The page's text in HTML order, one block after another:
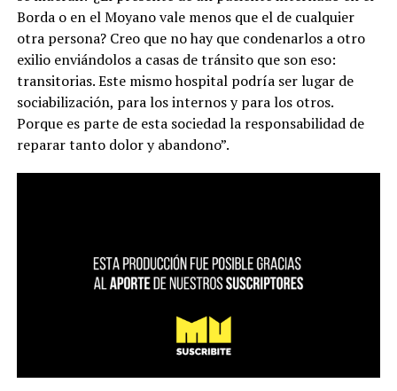
Borda o en el Moyano vale menos que el de cualquier
otra persona? Creo que no hay que condenarlos a otro
exilio enviándolos a casas de tránsito que son eso:
transitorias. Este mismo hospital podría ser lugar de
sociabilización, para los internos y para los otros.
Porque es parte de esta sociedad la responsabilidad de
reparar tanto dolor y abandono”.